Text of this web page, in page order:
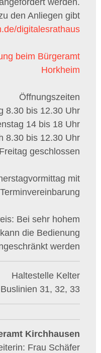
den Anliegen gibt
digitalesrathaus
beim Bürgeramt
Horkheim
Öffnungszeiten
8.30 bis 12.30 Uhr
14 bis 18 Uhr
8.30 bis 12.30 Uhr
Freitag geschlossen
mit
Bei sehr hohem
die Bedienung
werden.
Haltestelle Kelter
Buslinien 31, 32, 33
Kirchhausen
Frau Schäfer